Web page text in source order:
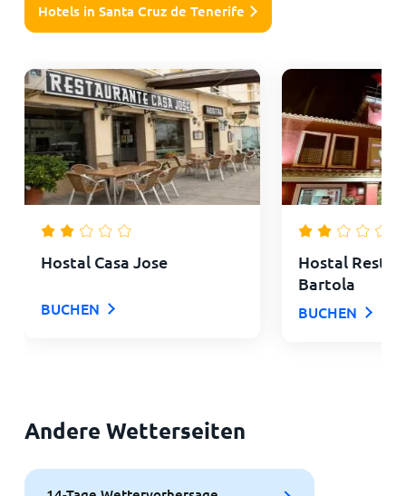
Hotels in Santa Cruz de Tenerife
Hostal Casa Jose
BUCHEN
Hostal
Bartola
BUCHEN
Andere Wetterseiten